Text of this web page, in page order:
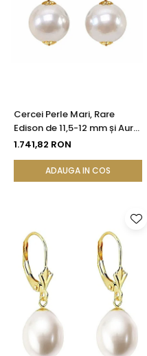
Cercei Perle Mari, Rare
Edison de 11,5-12 mm și Aur
Galben 14K, Bijuterie de
1.741,82 RON
ADAUGA IN COS